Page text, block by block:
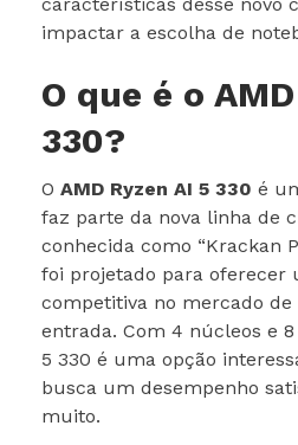
impactar a escolha de
O que é o
330?
O AMD Ryzen AI 5 330 é
faz parte da nova linha de
conhecida como “Krackan
foi projetado para oferecer
competitiva no mercado de
entrada. Com 4 núcleos e 8
5 330 é uma opção
busca um desempenho
muito.